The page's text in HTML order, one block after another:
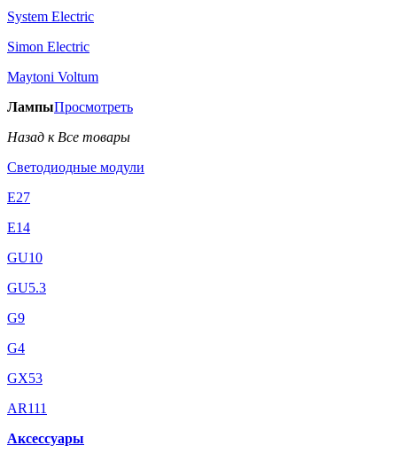
System Electric
Simon Electric
Maytoni Voltum
ЛампыПросмотреть
Назад к Все товары
Светодиодные модули
E27
E14
GU10
GU5.3
G9
G4
GX53
AR111
Аксессуары